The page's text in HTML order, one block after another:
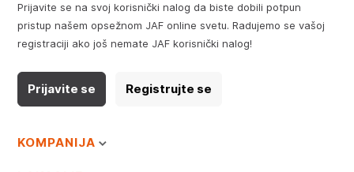
Prijavite se na svoj korisnički nalog da biste dobili potpun
pristup našem opsežnom JAF online svetu. Radujemo se vašoj
registraciji ako još nemate JAF korisnički nalog!
Prijavite se Registrujte se
KOMPANIJA